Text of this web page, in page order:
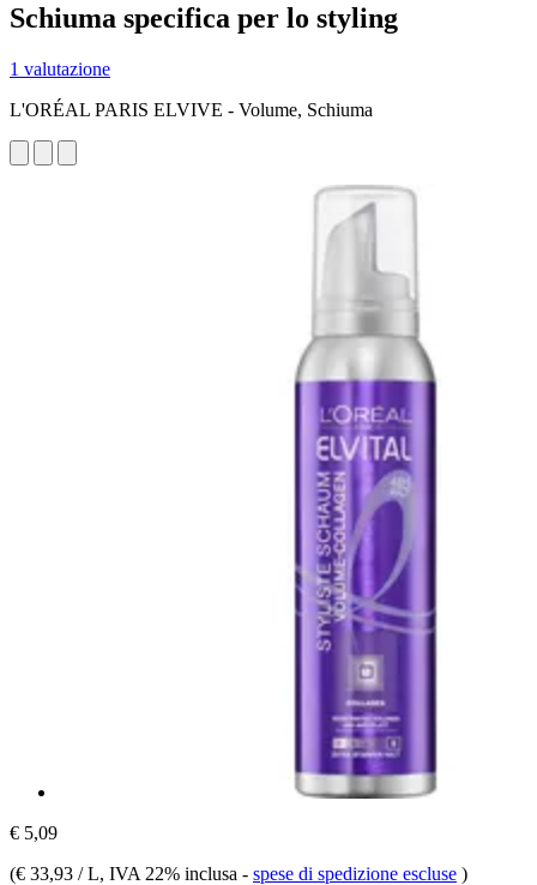
Schiuma specifica per lo styling
1 valutazione
L'ORÉAL PARIS ELVIVE - Volume, Schiuma
€ 5,09
(€ 33,93 / L, IVA 22% inclusa - spese di spedizione escluse )